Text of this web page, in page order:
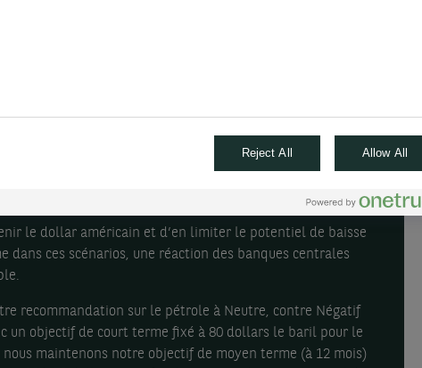
entraînant une diminution de la prime de
incertitude durable. Un tel environnement serait
le dollar américain et d’en limiter le potentiel de baisse
dans ces scénarios, une réaction des banques centrales
recommandation sur le pétrole à Neutre, contre Négatif
un objectif de court terme fixé à 80 dollars le baril pour le
nous maintenons notre objectif de moyen terme (à 12 mois)
Reject All Allow All